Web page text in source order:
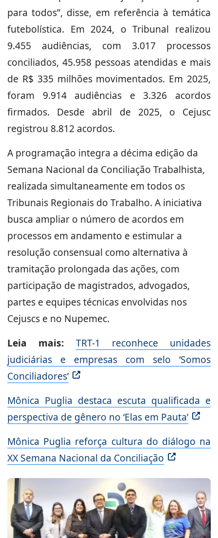
para todos”, disse, em referência à temática
futebolística. Em 2024, o Tribunal realizou
9.455 audiências, com 3.017 processos
conciliados, 45.958 pessoas atendidas e mais
de R$ 335 milhões movimentados. Em 2025,
foram 9.914 audiências e 3.326 acordos
firmados. Desde abril de 2025, o Cejusc
registrou 8.812 acordos.
A programação integra a décima edição da
Semana Nacional da Conciliação Trabalhista,
realizada simultaneamente em todos os
Tribunais Regionais do Trabalho. A iniciativa
busca ampliar o número de acordos em
processos em andamento e estimular a
resolução consensual como alternativa à
tramitação prolongada das ações, com
participação de magistrados, advogados,
partes e equipes técnicas envolvidas nos
Cejuscs e no Nupemec.
Leia mais: TRT-1 reconhece unidades
judiciárias e empresas com selo ‘Somos
Conciliadores’
Mônica Puglia destaca escuta qualificada e
perspectiva de gênero no ‘Elas em Pauta’
Mônica Puglia reforça cultura do diálogo na
XX Semana Nacional da Conciliação